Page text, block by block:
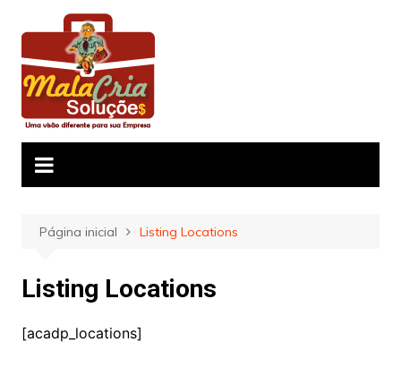
para
conteúdo
Página inicial Listing Locations
Listing Locations
[acadp_locations]